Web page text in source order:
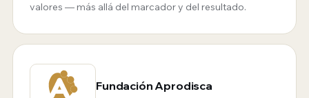
valores — más allá del marcador y del resultado.
Fundación Aprodisca